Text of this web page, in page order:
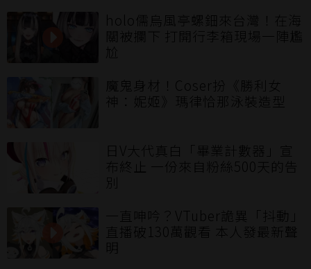
holo儒烏風亭螺鈿來台灣！在海
關被攔下 打開行李箱現場一陣尷
尬
魔鬼身材！Coser扮《勝利女
神：妮姬》瑪律恰那泳裝造型
日V大代真白「畢業計數器」宣
布終止 一份來自粉絲500天的告
別
一直呻吟？VTuber詭異「抖動」
直播破130萬觀看 本人發最新聲
明